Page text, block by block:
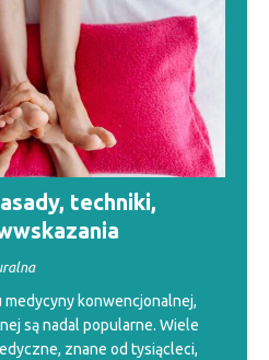
techniki,
konwencjonalnej,
są nadal popularne. Wiele
znane od tysiącleci,